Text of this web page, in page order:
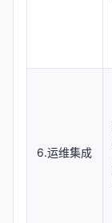
6.运维集成